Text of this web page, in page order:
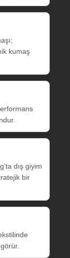
kumaş
dış giyim
bir